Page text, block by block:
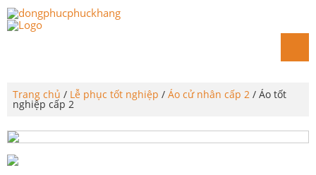
Trang chủ / Lễ phục tốt nghiệp / Áo cử nhân cấp 2 / Áo tốt
nghiệp cấp 2